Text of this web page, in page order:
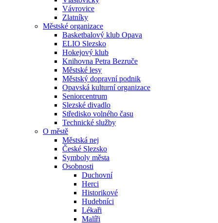
Vávrovice
Zlatníky
Městské organizace
Basketbalový klub Opava
ELIO Slezsko
Hokejový klub
Knihovna Petra Bezruče
Městské lesy
Městský dopravní podnik
Opavská kulturní organizace
Seniorcentrum
Slezské divadlo
Středisko volného času
Technické služby
O městě
Městská nej
České Slezsko
Symboly města
Osobnosti
Duchovní
Herci
Historikové
Hudebníci
Lékaři
Malíři